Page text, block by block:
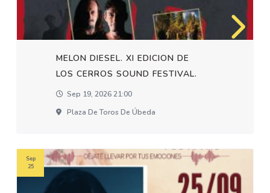
MELON DIESEL. XI EDICION DE
LOS CERROS SOUND FESTIVAL.
Sep 19, 2026 21:00
Plaza De Toros De Úbeda
Sep
25